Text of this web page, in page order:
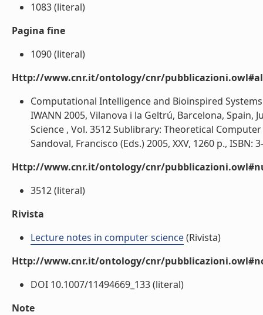
1083 (literal)
Pagina fine
1090 (literal)
Http://www.cnr.it/ontology/cnr/
Computational Intelligence and Bioinspired
IWANN 2005, Vilanova i la Geltrú, Barcelona, Spain,
Science , Vol. 3512 Sublibrary: Theoretical
Sandoval, Francisco (Eds.) 2005, XXV, 1260 p., ISBN:
Http://www.cnr.it/ontology/cnr/
3512 (literal)
Rivista
Lecture notes in computer science(Rivista)
Http://www.cnr.it/ontology/cnr/
DOI 10.1007/11494669_133 (literal)
Note